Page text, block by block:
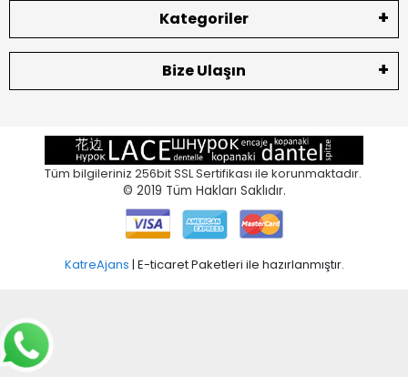
Kategoriler
Bize Ulaşın
Tüm bilgileriniz 256bit SSL Sertifikası ile korunmaktadır.
© 2019 Tüm Hakları Saklıdır.
KatreAjans | E-ticaret Paketleri ile hazırlanmıştır.